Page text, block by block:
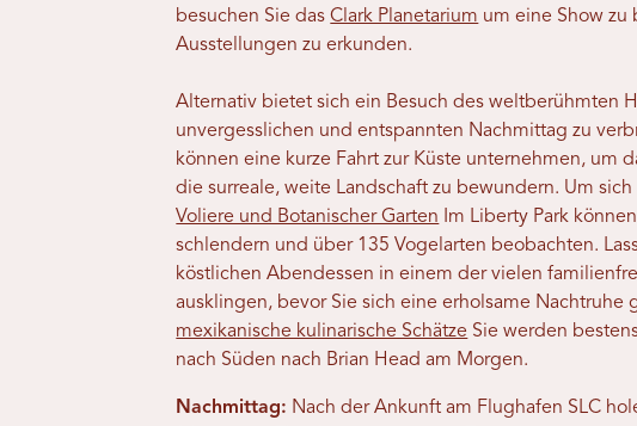
besuchen Sie dasClark Planetarium um eine Show zu
Ausstellungen zu erkunden.
Alternativ bietet sich ein Besuch des weltberühmten
unvergesslichen und entspannten Nachmittag zu
können eine kurze Fahrt zur Küste unternehmen, um
die surreale, weite Landschaft zu bewundern. Um
Voliere und Botanischer Garten Im Liberty Park
schlendern und über 135 Vogelarten beobachten.
köstlichen Abendessen in einem der vielen
ausklingen, bevor Sie sich eine erholsame Nachtruhe
mexikanische kulinarische Schätze Sie werden
nach Süden nach Brian Head am Morgen.
Nachmittag: Nach der Ankunft am Flughafen SLC